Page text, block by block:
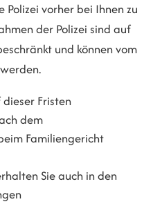
vorher bei Ihnen zu
der Polizei sind auf
und können vom
Fristen
dem
Familiengericht
Sie auch in den